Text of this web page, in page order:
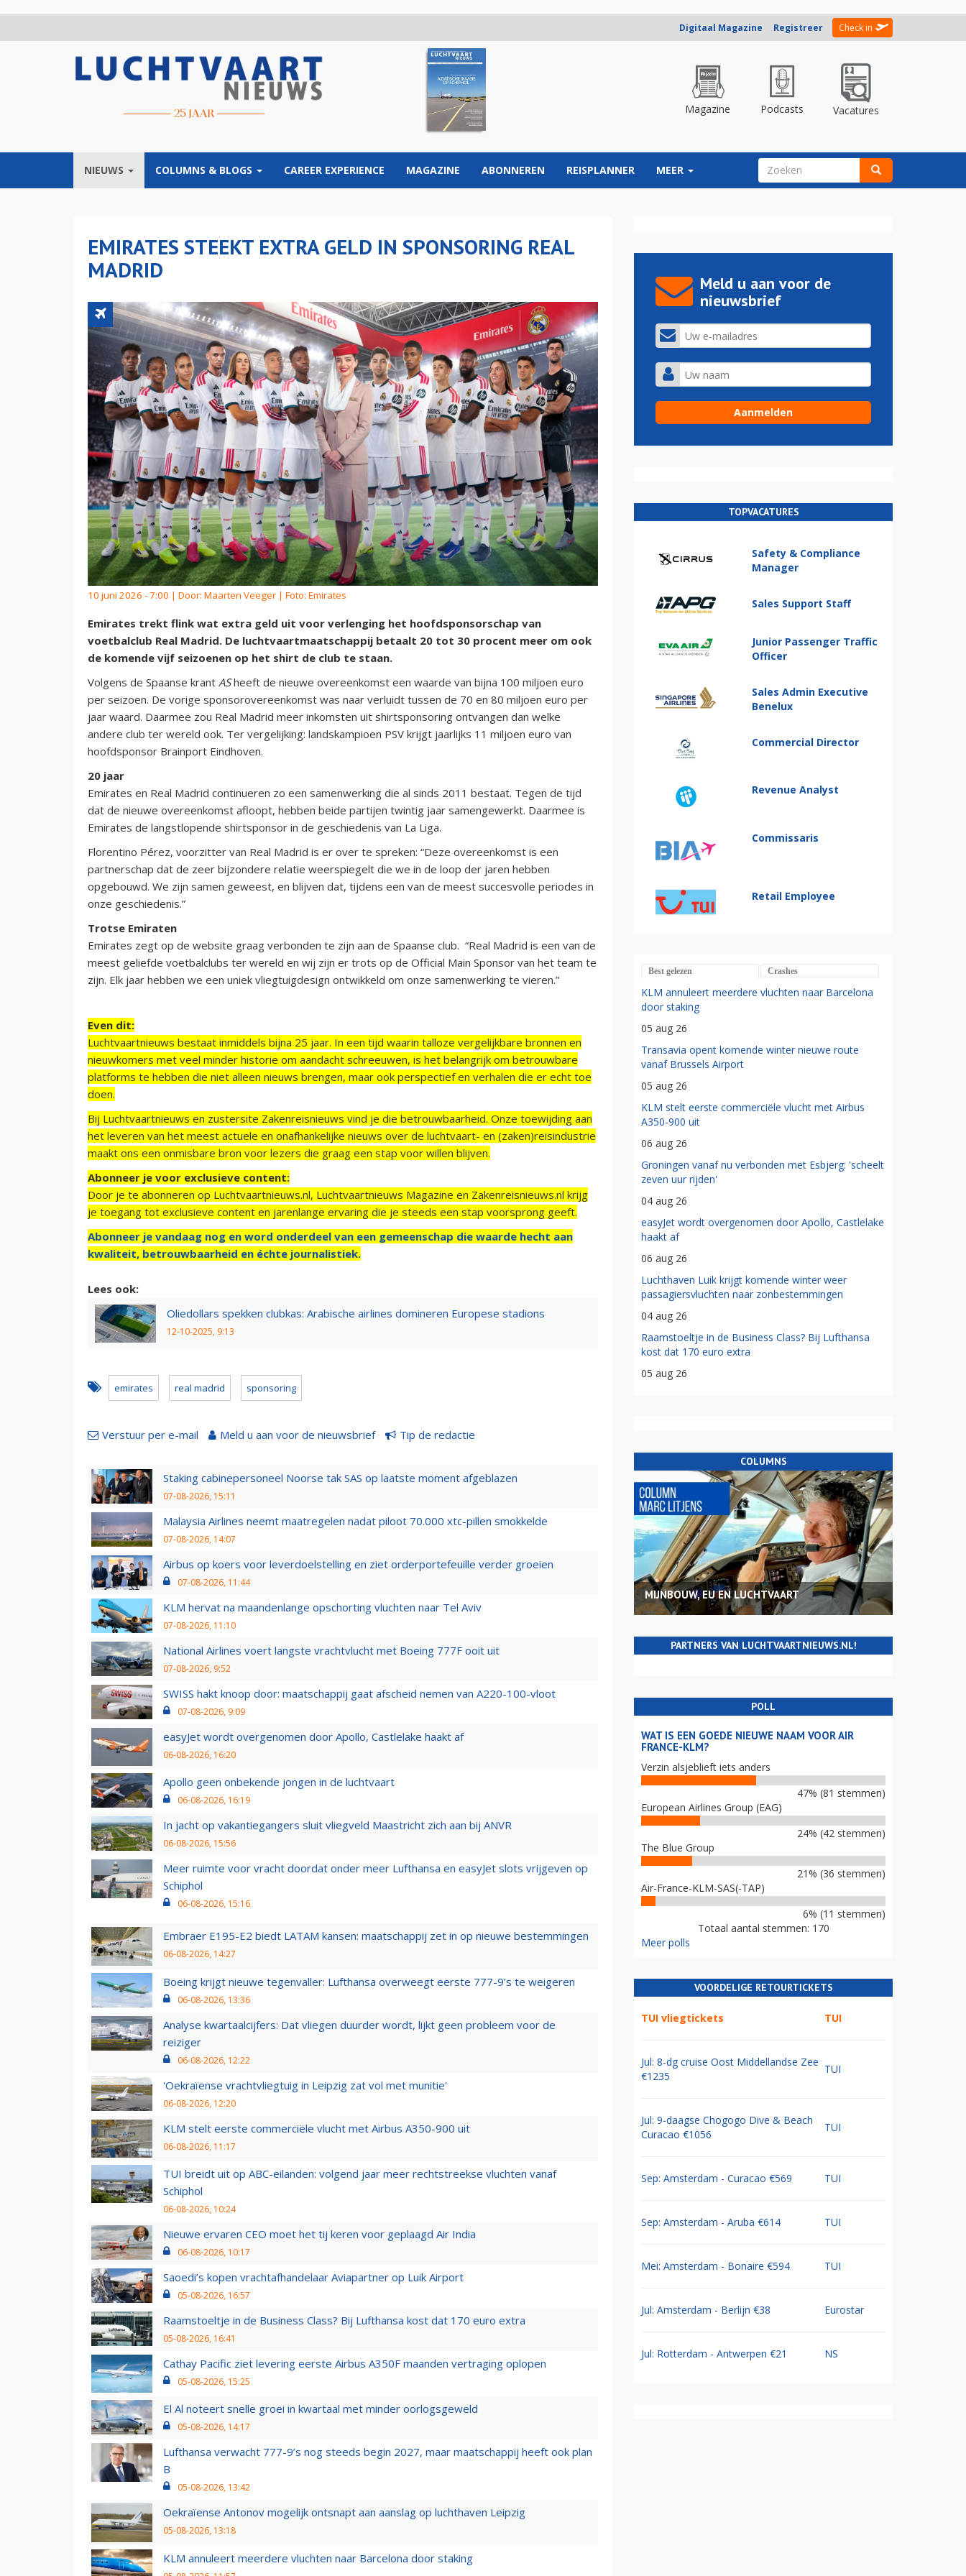
Digitaal Magazine Registreer Check in
Magazine Podcasts Vacatures
NIEUWS COLUMNS & BLOGS CAREER EXPERIENCE MAGAZINE ABONNEREN REISPLANNER MEER ZOEKVELD
EMIRATES STEEKT EXTRA GELD IN SPONSORING REAL
MADRID
10 juni 2026 - 7:00 | Door: Maarten Veeger | Foto: Emirates
Emirates trekt flink wat extra geld uit voor verlenging het hoofdsponsorschap van
voetbalclub Real Madrid. De luchtvaartmaatschappij betaalt 20 tot 30 procent meer om ook
de komende vijf seizoenen op het shirt de club te staan.
Volgens de Spaanse krant ASheeft de nieuwe overeenkomst een waarde van bijna 100 miljoen euro
per seizoen. De vorige sponsorovereenkomst was naar verluidt tussen de 70 en 80 miljoen euro per
jaar waard. Daarmee zou Real Madrid meer inkomsten uit shirtsponsoring ontvangen dan welke
andere club ter wereld ook. Ter vergelijking: landskampioen PSV krijgt jaarlijks 11 miljoen euro van
hoofdsponsor Brainport Eindhoven.
20 jaar
Emirates en Real Madrid continueren zo een samenwerking die al sinds 2011 bestaat. Tegen de tijd
dat de nieuwe overeenkomst afloopt, hebben beide partijen twintig jaar samengewerkt. Daarmee is
Emirates de langstlopende shirtsponsor in de geschiedenis van La Liga.
Florentino Pérez, voorzitter van Real Madrid is er over te spreken: “Deze overeenkomst is een
partnerschap dat de zeer bijzondere relatie weerspiegelt die we in de loop der jaren hebben
opgebouwd. We zijn samen geweest, en blijven dat, tijdens een van de meest succesvolle periodes in
onze geschiedenis.”
Trotse Emiraten
Emirates zegt op de website graag verbonden te zijn aan de Spaanse club. “Real Madrid is een van de
meest geliefde voetbalclubs ter wereld en wij zijn er trots op de Official Main Sponsor van het team te
zijn. Elk jaar hebben we een uniek vliegtuigdesign ontwikkeld om onze samenwerking te vieren.”
Even dit:
Luchtvaartnieuws bestaat inmiddels bijna 25 jaar. In een tijd waarin talloze vergelijkbare bronnen en
nieuwkomers met veel minder historie om aandacht schreeuwen, is het belangrijk om betrouwbare
platforms te hebben die niet alleen nieuws brengen, maar ook perspectief en verhalen die er echt toe
doen.
Bij Luchtvaartnieuws en zustersite Zakenreisnieuws vind je die betrouwbaarheid. Onze toewijding aan
het leveren van het meest actuele en onafhankelijke nieuws over de luchtvaart- en (zaken)reisindustrie
maakt ons een onmisbare bron voor lezers die graag een stap voor willen blijven.
Abonneer je voor exclusieve content:
Door je te abonneren op Luchtvaartnieuws.nl, Luchtvaartnieuws Magazine en Zakenreisnieuws.nl krijg
je toegang tot exclusieve content en jarenlange ervaring die je steeds een stap voorsprong geeft.
Abonneer je vandaag nog en word onderdeel van een gemeenschap die waarde hecht aan
kwaliteit, betrouwbaarheid en échte journalistiek.
Lees ook:
Oliedollars spekken clubkas: Arabische airlines domineren Europese stadions
12-10-2025, 9:13
emirates real madrid sponsoring
Verstuur per e-mail Meld u aan voor de nieuwsbrief Tip de redactie
Staking cabinepersoneel Noorse tak SAS op laatste moment afgeblazen
07-08-2026, 15:11
Malaysia Airlines neemt maatregelen nadat piloot 70.000 xtc-pillen smokkelde
07-08-2026, 14:07
Airbus op koers voor leverdoelstelling en ziet orderportefeuille verder groeien
07-08-2026, 11:44
KLM hervat na maandenlange opschorting vluchten naar Tel Aviv
07-08-2026, 11:10
National Airlines voert langste vrachtvlucht met Boeing 777F ooit uit
07-08-2026, 9:52
SWISS hakt knoop door: maatschappij gaat afscheid nemen van A220-100-vloot
07-08-2026, 9:09
easyJet wordt overgenomen door Apollo, Castlelake haakt af
06-08-2026, 16:20
Apollo geen onbekende jongen in de luchtvaart
06-08-2026, 16:19
In jacht op vakantiegangers sluit vliegveld Maastricht zich aan bij ANVR
06-08-2026, 15:56
Meer ruimte voor vracht doordat onder meer Lufthansa en easyJet slots vrijgeven op
Schiphol
06-08-2026, 15:16
Embraer E195-E2 biedt LATAM kansen: maatschappij zet in op nieuwe bestemmingen
06-08-2026, 14:27
Boeing krijgt nieuwe tegenvaller: Lufthansa overweegt eerste 777-9’s te weigeren
06-08-2026, 13:36
Analyse kwartaalcijfers: Dat vliegen duurder wordt, lijkt geen probleem voor de
reiziger
06-08-2026, 12:22
'Oekraïense vrachtvliegtuig in Leipzig zat vol met munitie'
06-08-2026, 12:20
KLM stelt eerste commerciële vlucht met Airbus A350-900 uit
06-08-2026, 11:17
TUI breidt uit op ABC-eilanden: volgend jaar meer rechtstreekse vluchten vanaf
Schiphol
06-08-2026, 10:24
Nieuwe ervaren CEO moet het tij keren voor geplaagd Air India
06-08-2026, 10:17
Saoedi’s kopen vrachtafhandelaar Aviapartner op Luik Airport
05-08-2026, 16:57
Raamstoeltje in de Business Class? Bij Lufthansa kost dat 170 euro extra
05-08-2026, 16:41
Cathay Pacific ziet levering eerste Airbus A350F maanden vertraging oplopen
05-08-2026, 15:25
El Al noteert snelle groei in kwartaal met minder oorlogsgeweld
05-08-2026, 14:17
Lufthansa verwacht 777-9’s nog steeds begin 2027, maar maatschappij heeft ook plan
B
05-08-2026, 13:42
Oekraïense Antonov mogelijk ontsnapt aan aanslag op luchthaven Leipzig
05-08-2026, 13:18
KLM annuleert meerdere vluchten naar Barcelona door staking
Meld u aan voor de
nieuwsbrief
TOPVACATURES
Safety & Compliance
Manager
Sales Support Staff
Junior Passenger Traffic
Officer
Sales Admin Executive
Benelux
Commercial Director
Revenue Analyst
Commissaris
Retail Employee
Best gelezen Crashes
KLM annuleert meerdere vluchten naar Barcelona
door staking
05 aug 26
Transavia opent komende winter nieuwe route
vanaf Brussels Airport
05 aug 26
KLM stelt eerste commerciële vlucht met Airbus
A350-900 uit
06 aug 26
Groningen vanaf nu verbonden met Esbjerg: 'scheelt
zeven uur rijden'
04 aug 26
easyJet wordt overgenomen door Apollo, Castlelake
haakt af
06 aug 26
Luchthaven Luik krijgt komende winter weer
passagiersvluchten naar zonbestemmingen
04 aug 26
Raamstoeltje in de Business Class? Bij Lufthansa
kost dat 170 euro extra
05 aug 26
COLUMNS
MIJNBOUW, EU EN LUCHTVAART
PARTNERS VAN LUCHTVAARTNIEUWS.NL!
POLL
WAT IS EEN GOEDE NIEUWE NAAM VOOR AIR
FRANCE-KLM?
Verzin alsjeblieft iets anders
47% (81 stemmen)
European Airlines Group (EAG)
24% (42 stemmen)
The Blue Group
21% (36 stemmen)
Air-France-KLM-SAS(-TAP)
6% (11 stemmen)
Totaal aantal stemmen: 170
Meer polls
VOORDELIGE RETOURTICKETS
TUI vliegtickets TUI
Jul: 8-dg cruise Oost Middellandse Zee
€1235
TUI
Jul: 9-daagse Chogogo Dive & Beach
Curacao €1056
TUI
Sep: Amsterdam - Curacao €569 TUI
Sep: Amsterdam - Aruba €614 TUI
Mei: Amsterdam - Bonaire €594 TUI
Jul: Amsterdam - Berlijn €38 Eurostar
Jul: Rotterdam - Antwerpen €21 NS